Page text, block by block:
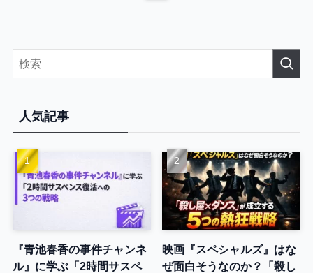
人気記事
『青池春香の事件チャンネ
ル』に学ぶ「2時間サスペ
映画『スペシャルズ』はな
ぜ面白そうなのか？「殺し